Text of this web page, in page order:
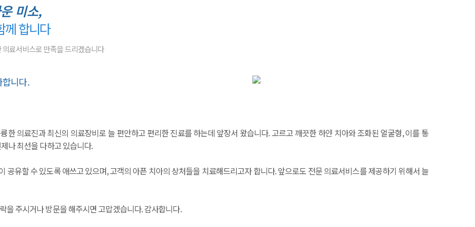
미소,
께 합니다
료서비스로 만족을 드리겠습니다
니다.
한 의료진과 최신의 의료장비로 늘 편안하고 편리한 진료를 하는데 앞장서 왔습니다. 고르고 깨끗한 하얀 치아와 조화된 얼굴형, 이를 통
나 최선을 다하고 있습니다.
공유할 수 있도록 애쓰고 있으며, 고객의 아픈 치아의 상처들을 치료해드리고자 합니다. 앞으로도 전문 의료서비스를 제공하기 위해서 늘
을 주시거나 방문을 해주시면 고맙겠습니다. 감사합니다.